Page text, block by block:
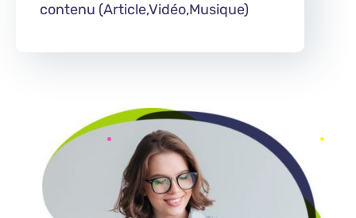
contenu (Article,Vidéo,Musique)